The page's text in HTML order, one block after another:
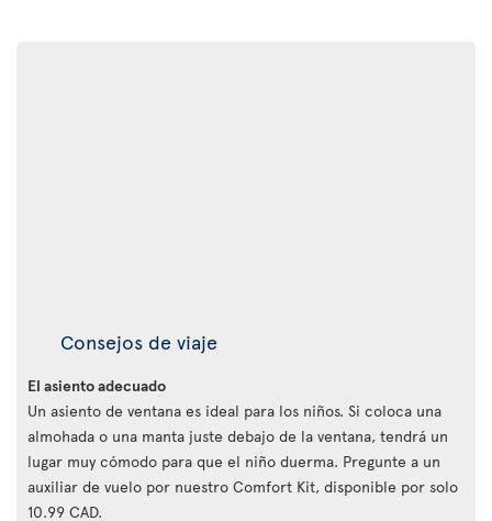
Consejos de viaje
El asiento adecuado
Un asiento de ventana es ideal para los niños. Si coloca una
almohada o una manta juste debajo de la ventana, tendrá un
lugar muy cómodo para que el niño duerma. Pregunte a un
auxiliar de vuelo por nuestro Comfort Kit, disponible por solo
10.99 CAD.